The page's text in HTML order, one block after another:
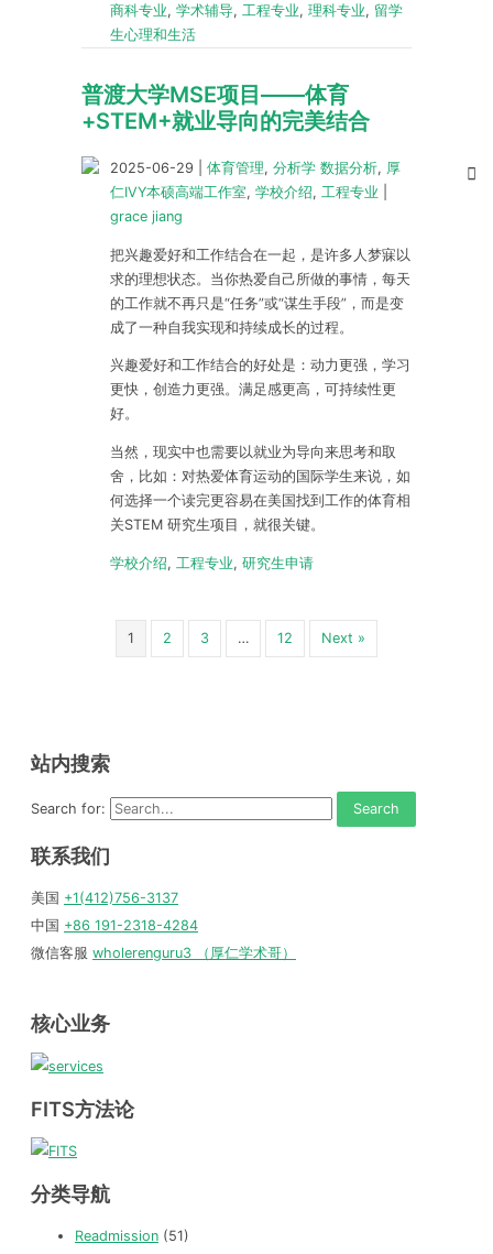
商科专业, 学术辅导, 工程专业, 理科专业, 留学
生心理和生活
普渡大学MSE项目——体育
+STEM+就业导向的完美结合
2025-06-29 体育管理, 分析学 数据分析, 厚
仁IVY本硕高端工作室, 学校介绍, 工程专业
grace jiang
把兴趣爱好和工作结合在一起，是许多人梦寐以
求的理想状态。当你热爱自己所做的事情，每天
的工作就不再只是“任务”或“谋生手段”，而是变
成了一种自我实现和持续成长的过程。
兴趣爱好和工作结合的好处是：动力更强，学习
更快，创造力更强。满足感更高，可持续性更
好。
当然，现实中也需要以就业为导向来思考和取
舍，比如：对热爱体育运动的国际学生来说，如
何选择一个读完更容易在美国找到工作的体育相
关STEM 研究生项目，就很关键。
学校介绍, 工程专业, 研究生申请
1 2 3 … 12 Next »
站内搜索
Search for:
联系我们
美国 +1(412)756-3137
中国 +86 191-2318-4284
微信客服 wholerenguru3 （厚仁学术哥）
核心业务
FITS方法论
分类导航
Readmission (51)